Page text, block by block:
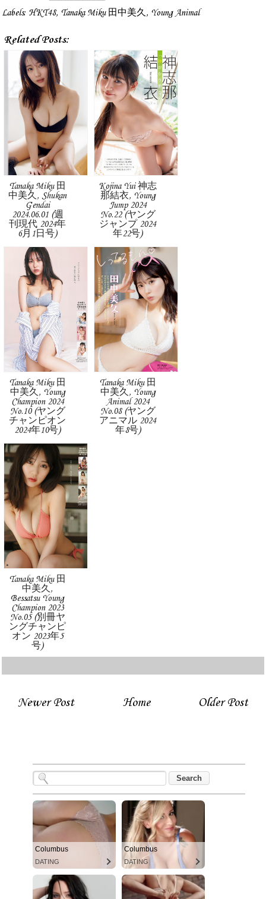
Labels: HKT48, Tanaka Miku 田中美久, Young Animal
Related Posts:
Tanaka Miku 田
中美久, Shukan
Gendai
2024.06.01 (週
刊現代 2024年
6月1日号)
Kojina Yui 神志
那結衣, Young
Jump 2024
No.22 (ヤング
ジャンプ 2024
年22号)
Tanaka Miku 田
中美久, Young
Champion 2024
No.10 (ヤング
チャンピオン
2024年10号)
Tanaka Miku 田
中美久, Young
Animal 2024
No.08 (ヤング
アニマル 2024
年8号)
Tanaka Miku 田
中美久,
Bessatsu Young
Champion 2023
No.05 (別冊ヤ
ングチャンピ
オン 2023年5
号)
Newer Post Older Post
Home
Columbus
DATING
Columbus
DATING